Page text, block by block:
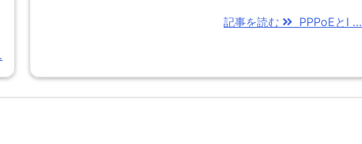
記事を読む PPPoEとI ...